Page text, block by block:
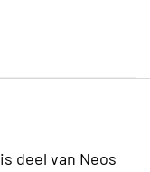
deel van Neos